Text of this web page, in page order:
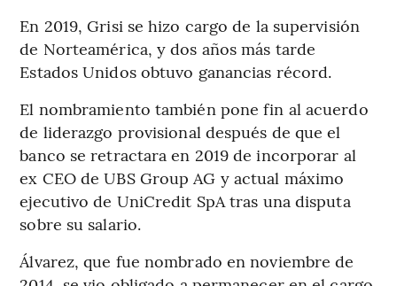
En 2019, Grisi se hizo cargo de la supervisión
de Norteamérica, y dos años más tarde
Estados Unidos obtuvo ganancias récord.
El nombramiento también pone fin al acuerdo
de liderazgo provisional después de que el
banco se retractara en 2019 de incorporar al
ex CEO de UBS Group AG y actual máximo
ejecutivo de UniCredit SpA tras una disputa
sobre su salario.
Álvarez, que fue nombrado en noviembre de